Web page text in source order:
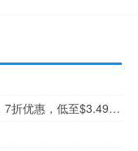
JuHost：新上日本东京1Gbps带宽VPS，7折优惠，低至$3.49/月，三网直连